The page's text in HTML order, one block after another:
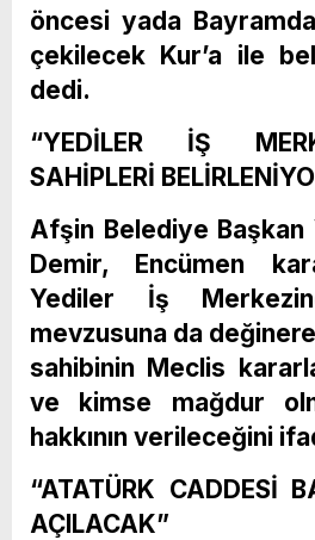
öncesi yada
çekilecek Kur’a ile
dedi.
“YEDİLER İŞ
SAHİPLERİ
Afşin Belediye Başkan
Demir, Encümen
Yediler İş
mevzusuna da
sahibinin Meclis
ve kimse mağdur
hakkının verileceğini
“ATATÜRK CADDESİ
AÇILACAK”